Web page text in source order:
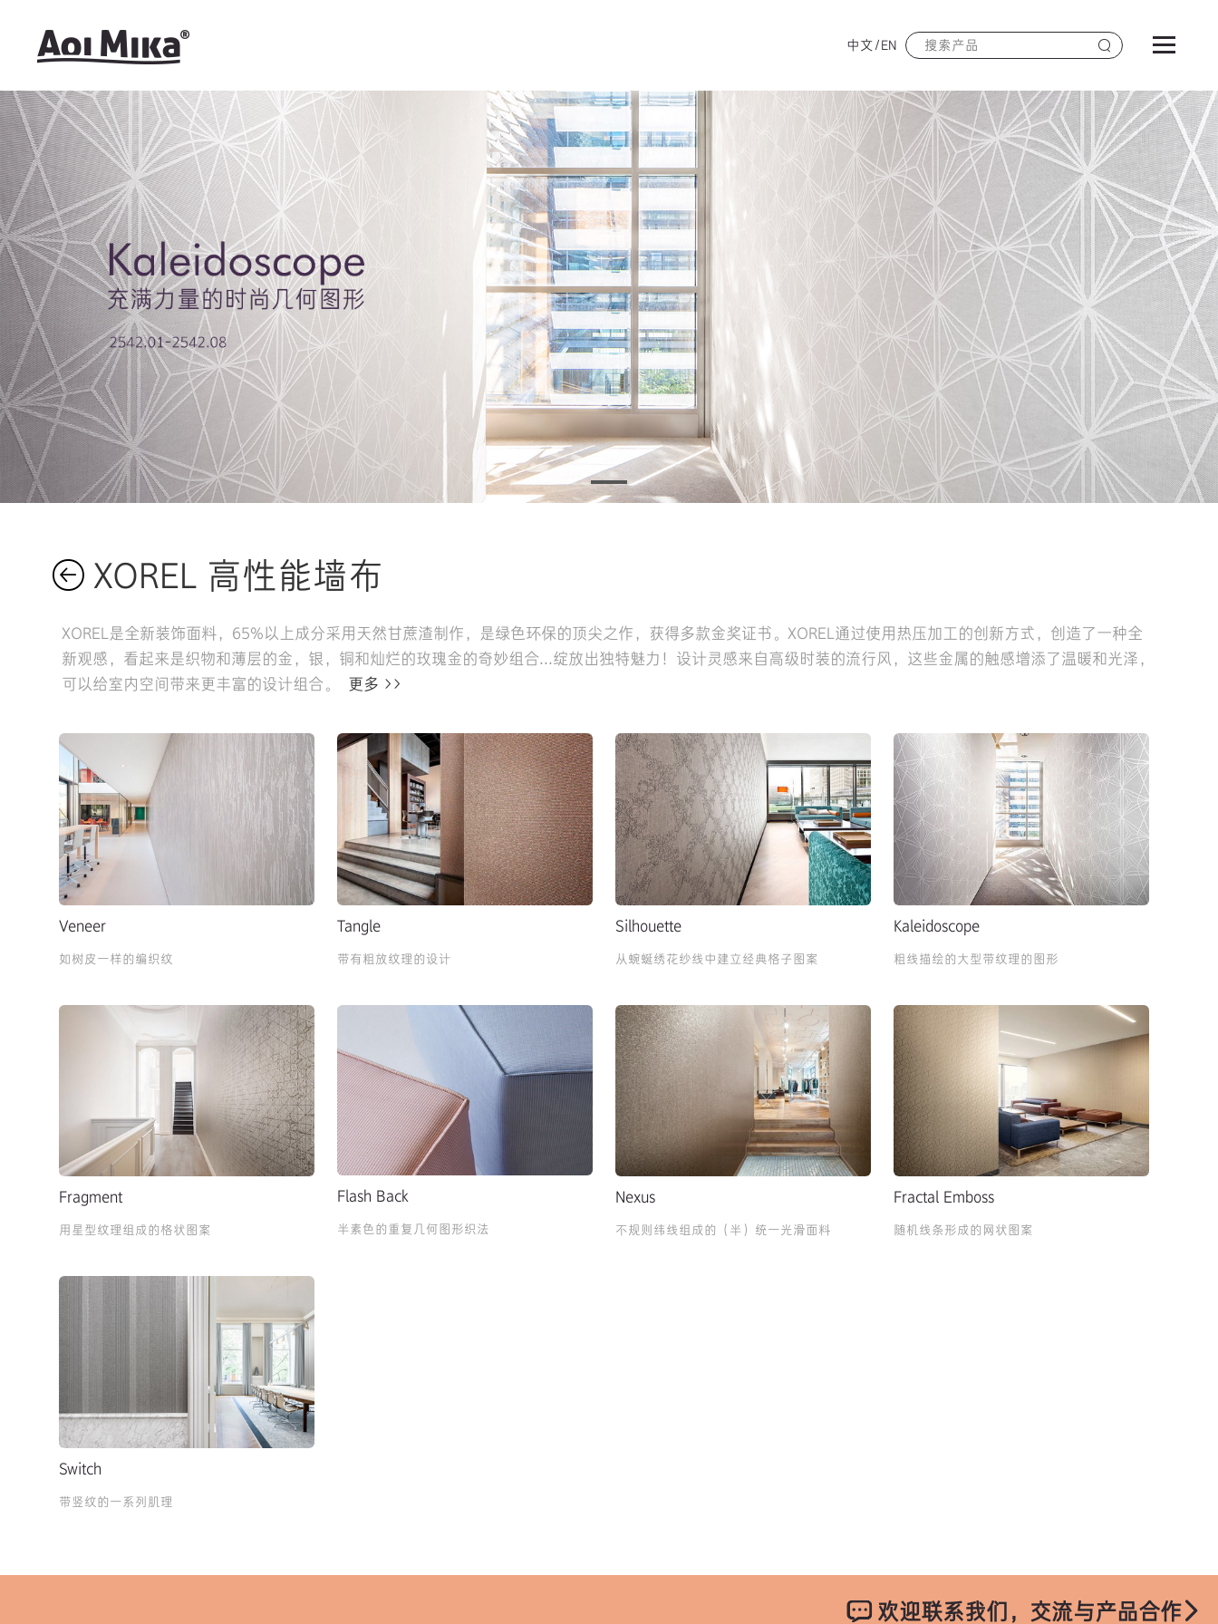
中文/EN
XOREL 高性能墙布
XOREL是全新装饰面料，65%以上成分采用天然甘蔗渣制作，是绿色环保的顶尖之作，获得多款金奖证书。XOREL通过使用热压加工的创新方式，创造了一种全
新观感，看起来是织物和薄层的金，银，铜和灿烂的玫瑰金的奇妙组合...绽放出独特魅力！设计灵感来自高级时装的流行风，这些金属的触感增添了温暖和光泽，
可以给室内空间带来更丰富的设计组合。
更多 >>
Veneer
如树皮一样的编织纹
Tangle
带有粗放纹理的设计
Silhouette
从蜿蜒绣花纱线中建立经典格子图案
Kaleidoscope
粗线描绘的大型带纹理的图形
Fragment
用星型纹理组成的格状图案
Flash Back
半素色的重复几何图形织法
Nexus
不规则纬线组成的（半）统一光滑面料
Fractal Emboss
随机线条形成的网状图案
Switch
带竖纹的一系列肌理
欢迎联系我们，交流与产品合作